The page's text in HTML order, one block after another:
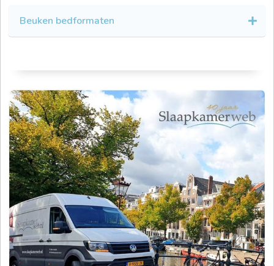
Beuken bedformaten